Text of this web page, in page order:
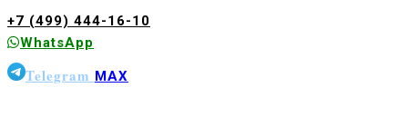
+7 (499) 444-16-10
WhatsApp
Telegram MAX